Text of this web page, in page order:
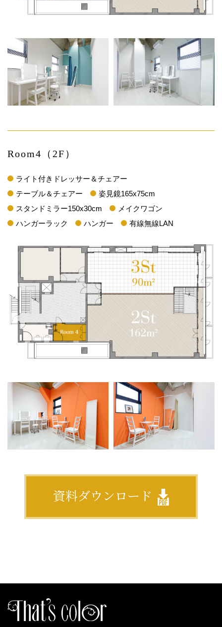
Room4（2F）
ライト付きドレッサー＆チェアー
テーブル＆チェアー
姿見鏡165x75cm
スタンドミラー150x30cm
メイクワゴン
ハンガーラック
ハンガー 有線無線LAN
資料ダウンロード